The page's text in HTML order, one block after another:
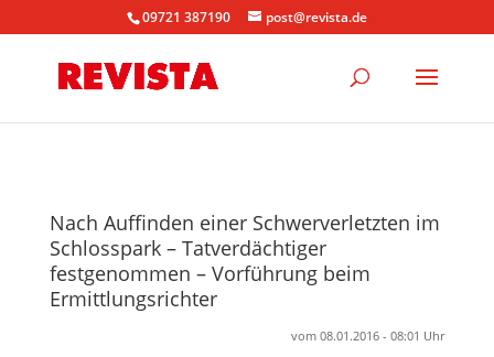
09721 387190 post@revista.de
Nach Auffinden einer Schwerverletzten im
Schlosspark – Tatverdächtiger
festgenommen – Vorführung beim
Ermittlungsrichter
vom 08.01.2016 - 08:01 Uhr